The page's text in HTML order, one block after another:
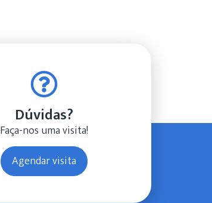
Dúvidas?
Faça-nos uma visita!
Agendar visita